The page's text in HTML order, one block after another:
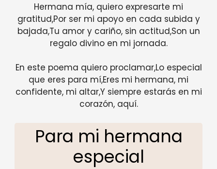
Hermana mía, quiero expresarte mi
gratitud,Por ser mi apoyo en cada subida y
bajada,Tu amor y cariño, sin actitud,Son un
regalo divino en mi jornada.
En este poema quiero proclamar,Lo especial
que eres para mí,Eres mi hermana, mi
confidente, mi altar,Y siempre estarás en mi
corazón, aquí.
Para mi hermana
especial